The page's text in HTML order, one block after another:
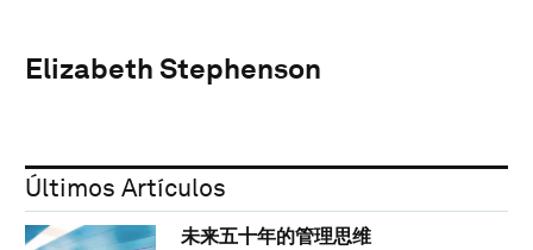
Elizabeth Stephenson
Últimos Artículos
未来五十年的管理思维